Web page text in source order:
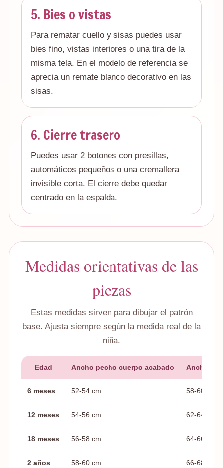
5. Bies o vistas
Para rematar cuello y sisas puedes usar
bies fino, vistas interiores o una tira de la
misma tela. En el modelo de referencia se
aprecia un remate blanco decorativo en las
sisas.
6. Cierre trasero
Puedes usar 2 botones con presillas,
automáticos pequeños o una cremallera
invisible corta. El cierre debe quedar
centrado en la espalda.
Medidas orientativas de las
piezas
Estas medidas sirven para dibujar el patrón
base. Ajusta siempre según la medida real de la
niña.
Edad Ancho pecho cuerpo acabado Ancho
6 meses 52-54 cm 58-60 cm
12 meses 54-56 cm 62-64 cm
18 meses 56-58 cm 64-66 cm
2 años 58-60 cm 66-68 cm